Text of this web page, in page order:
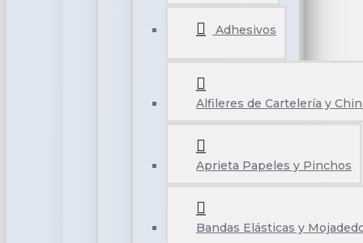
Adhesivos
Alfileres de Cartelería y
Aprieta Papeles y Pinchos
Bandas Elásticas y